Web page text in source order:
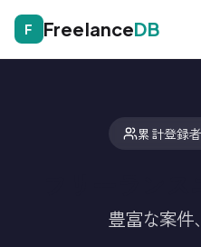
F FreelanceDB
累計登録
豊富な案件